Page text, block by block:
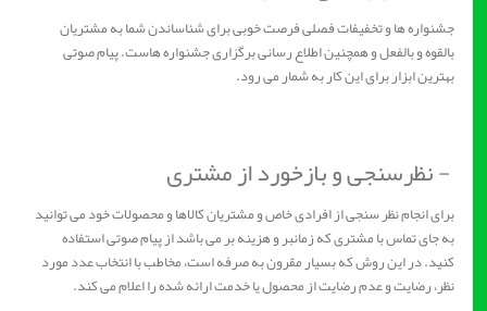
جشنواره ها و تخفیفات فصلی فرصت خوبی برای شناساندن شما به مشتریان
بالقوه و بالفعل و همچنین اطلاع رسانی برگزاری جشنواره هاست. پیام صوتی
بهترین ابزار برای این کار به شمار می رود.
- نظرسنجی و بازخورد از مشتری
برای انجام نظر سنجی از افرادی خاص و مشتریان کالاها و محصولات خود می توانید
به جای تماس با مشتری که زمانبر و هزینه بر می باشد از پیام صوتی استفاده
کنید. در این روش که بسیار مقرون به صرفه است، مخاطب با انتخاب عدد مورد
نظر، رضایت و عدم رضایت از محصول یا خدمت ارائه شده را اعلام می کند.